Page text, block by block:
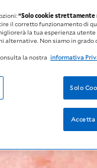
“Solo cookie strettamente
il corretto funzionamento di
la tua esperienza
alternative. Non siamo in
la nostra informativa
Solo
Accetta